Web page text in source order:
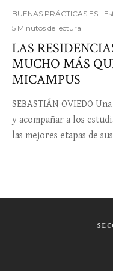
BUENAS PRÁCTICAS ES
5 Minutos de lectura
LAS
MUCHO MÁS
MICAMPUS
SEBASTIÁN OVIEDO
y acompañar a los
las mejores etapas de